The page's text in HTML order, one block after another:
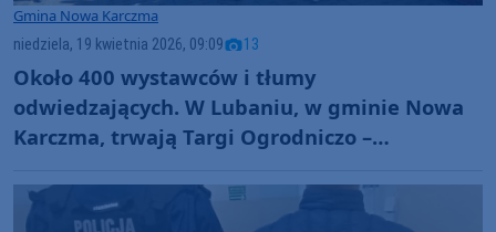
Gmina Nowa Karczma
niedziela, 19 kwietnia 2026, 09:09 13
Około 400 wystawców i tłumy
odwiedzających. W Lubaniu, w gminie Nowa
Karczma, trwają Targi Ogrodniczo –